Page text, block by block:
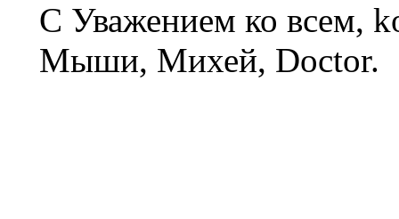
С Уважением ко всем,
Мыши, Михей, Doctor.